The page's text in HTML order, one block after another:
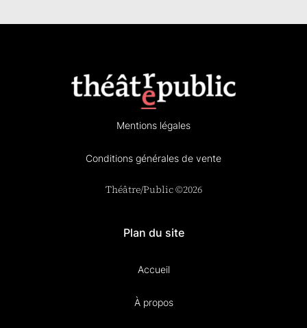
Mentions légales
Conditions générales de vente
Théâtre/Public ©2026
Plan du site
Accueil
À propos